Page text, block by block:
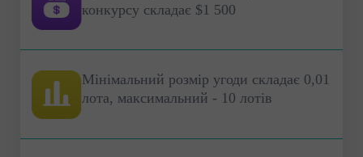
конкурсу складає $1 500
Мінімальний розмір угоди складає 0,01
лота, максимальний - 10 лотів